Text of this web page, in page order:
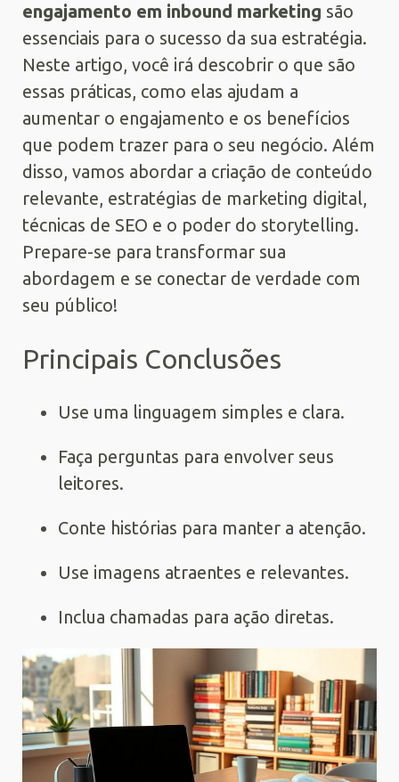
engajamento em inbound marketing são
essenciais para o sucesso da sua estratégia.
Neste artigo, você irá descobrir o que são
essas práticas, como elas ajudam a
aumentar o engajamento e os benefícios
que podem trazer para o seu negócio. Além
disso, vamos abordar a criação de conteúdo
relevante, estratégias de marketing digital,
técnicas de SEO e o poder do storytelling.
Prepare-se para transformar sua
abordagem e se conectar de verdade com
seu público!
Principais Conclusões
Use uma linguagem simples e clara.
Faça perguntas para envolver seus
leitores.
Conte histórias para manter a atenção.
Use imagens atraentes e relevantes.
Inclua chamadas para ação diretas.